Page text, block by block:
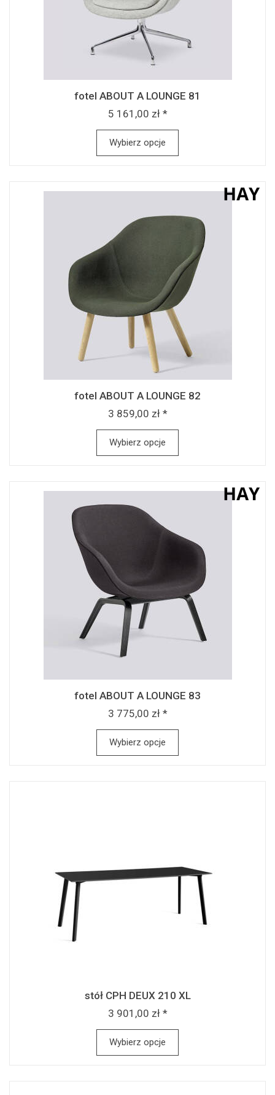
fotel ABOUT A LOUNGE 81
5 161,00 zł *
Wybierz opcje
fotel ABOUT A LOUNGE 82
3 859,00 zł *
Wybierz opcje
fotel ABOUT A LOUNGE 83
3 775,00 zł *
Wybierz opcje
stół CPH DEUX 210 XL
3 901,00 zł *
Wybierz opcje